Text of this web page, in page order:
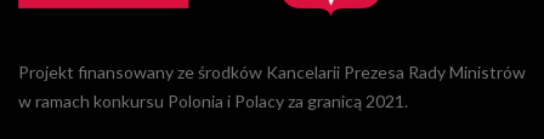
Projekt finansowany ze środków Kancelarii Prezesa Rady Ministrów
w ramach konkursu Polonia i Polacy za granicą 2021.